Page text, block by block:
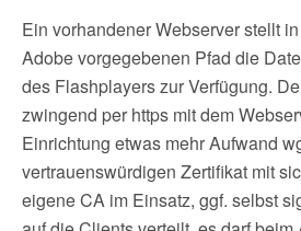
Ein vorhandener Webserver stellt
Adobe vorgegebenen Pfad die
des Flashplayers zur Verfügung.
zwingend per https mit dem
Einrichtung etwas mehr Aufwand
vertrauenswürdigen Zertifikat mit
eigene CA im Einsatz, ggf. selbst